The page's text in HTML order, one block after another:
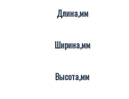
Длина,мм
Ширина,мм
Высота,мм